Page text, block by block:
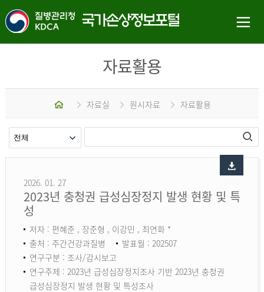
자료활용
홈 자료실 원시자료 자료활용
2026. 01. 27
2023년 충청권 급성심장정지 발생 현황 및 특
성
저자 : 편혜준 , 장준형 , 이강민 , 최연화 *
출처 : 주간건강과질병
발표월 : 202507
연구구분 : 조사/감시보고
연구주제 : 2023년 급성심장정지조사 기반 2023년 충청권
급성심장정지 발생 현황 및 특성조사